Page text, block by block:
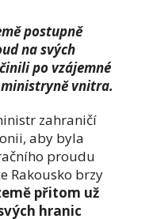
postupně
na svých
po vzájemné
vnitra.
zahraničí
aby byla
proudu
Rakousko brzy
přitom už
hranic